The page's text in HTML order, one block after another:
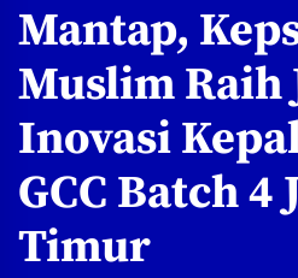
Mantap,
Muslim Raih
Inovasi
GCC Batch 4
Timur